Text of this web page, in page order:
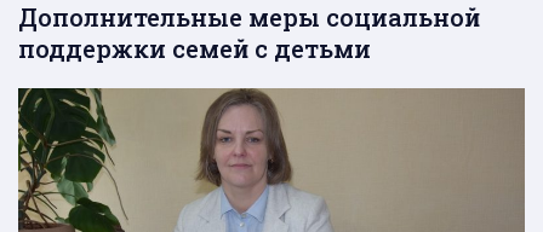
Дополнительные меры социальной
поддержки семей с детьми